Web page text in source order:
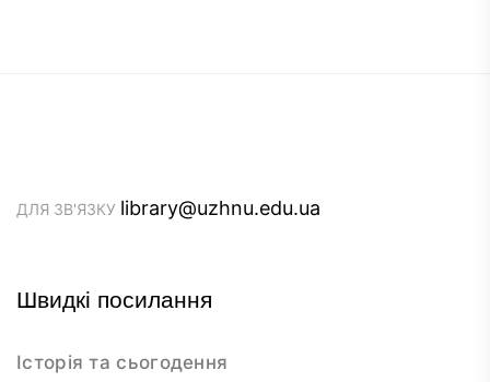
ДЛЯ ЗВ'ЯЗКУ library@uzhnu.edu.ua
Швидкі посилання
Історія та сьогодення